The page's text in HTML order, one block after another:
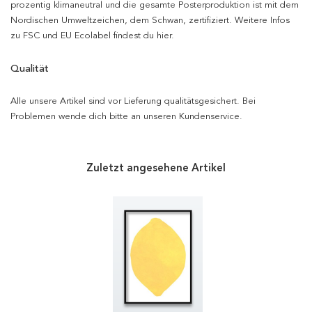
prozentig klimaneutral und die gesamte Posterproduktion ist mit dem
Nordischen Umweltzeichen, dem Schwan, zertifiziert. Weitere Infos
zu FSC und EU Ecolabel findest du hier.
Qualität
Alle unsere Artikel sind vor Lieferung qualitätsgesichert. Bei
Problemen wende dich bitte an unseren Kundenservice.
Zuletzt angesehene Artikel